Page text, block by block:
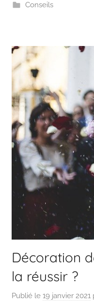
Conseils
Décoration
la réussir ?
Publié le 19 janvier 2021